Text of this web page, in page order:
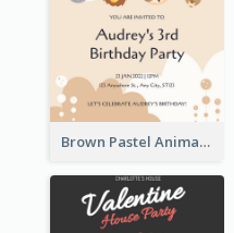
Brown Pastel Animals Cartoon Baby Birthday Invitation